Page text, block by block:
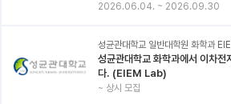
2026.06.04. ~ 2026.09.30
성균관대학교 일반대학원 화학과
성균관대학교 화학과에서 이차전
다. (EIEM Lab)
~ 상시 모집